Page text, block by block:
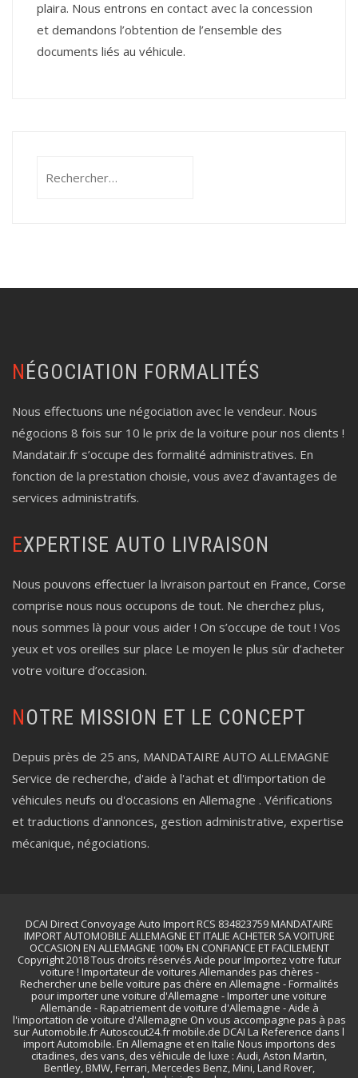
plaira. Nous entrons en contact avec la concession
et demandons l’obtention de l’ensemble des
documents liés au véhicule.
NÉGOCIATION FORMALITÉS
Nous effectuons une négociation avec le vendeur. Nous
négocions 8 fois sur 10 le prix de la voiture pour nos clients !
Mandatair.fr s’occupe des formalité administratives. En
fonction de la prestation choisie, vous avez d’avantages de
services administratifs.
EXPERTISE AUTO LIVRAISON
Nous pouvons effectuer la livraison partout en France, Corse
comprise nous nous occupons de tout. Ne cherchez plus,
nous sommes là pour vous aider ! On s’occupe de tout ! Vos
yeux et vos oreilles sur place Le moyen le plus sûr d’acheter
votre voiture d’occasion.
NOTRE MISSION ET LE CONCEPT
Depuis près de 25 ans, MANDATAIRE AUTO ALLEMAGNE
Service de recherche, d'aide à l'achat et dl'importation de
véhicules neufs ou d'occasions en Allemagne . Vérifications
et traductions d'annonces, gestion administrative, expertise
mécanique, négociations.
DCAI Direct Convoyage Auto Import RCS 834823759 MANDATAIRE
IMPORT AUTOMOBILE ALLEMAGNE ET ITALIE ACHETER SA VOITURE
OCCASION EN ALLEMAGNE 100% EN CONFIANCE ET FACILEMENT
Copyright 2018 Tous droits réservés Aide pour Importez votre futur
voiture ! Importateur de voitures Allemandes pas chères -
Rechercher une belle voiture pas chère en Allemagne - Formalités
pour importer une voiture d'Allemagne - Importer une voiture
Allemande - Rapatriement de voiture d'Allemagne - Aide à
l'importation de voiture d'Allemagne On vous accompagne pas à pas
sur Automobile.fr Autoscout24.fr mobile.de DCAI La Reference dans l
import Automobile. En Allemagne et en Italie Nous importons des
citadines, des vans, des véhicule de luxe : Audi, Aston Martin,
Bentley, BMW, Ferrari, Mercedes Benz, Mini, Land Rover,